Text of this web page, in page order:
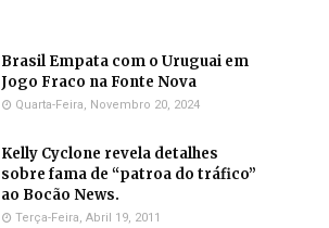
Brasil Empata com o Uruguai em
Jogo Fraco na Fonte Nova
Quarta-Feira, Novembro 20, 2024
Kelly Cyclone revela detalhes
sobre fama de “patroa do tráfico”
ao Bocão News.
Terça-Feira, Abril 19, 2011